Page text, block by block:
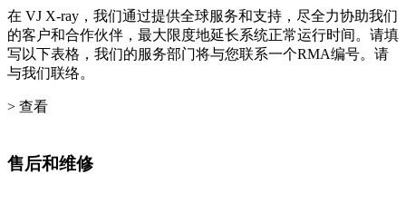
在 VJ X-ray，我们通过提供全球服务和支持，尽全力协助我们
的客户和合作伙伴，最大限度地延长系统正常运行时间。请填
写以下表格，我们的服务部门将与您联系一个RMA编号。请
与我们联络。
> 查看
售后和维修